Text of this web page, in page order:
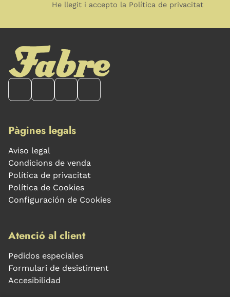
He llegit i accepto la Política de privacitat
Pàgines legals
Aviso legal
Condicions de venda
Política de privacitat
Política de Cookies
Configuración de Cookies
Atenció al client
Pedidos especiales
Formulari de desistiment
Accesibilidad